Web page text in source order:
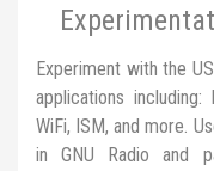
Experiment with the
applications
WiFi, ISM, and more.
in GNU Radio and